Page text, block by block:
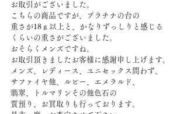
お取引がございました。
こちらの商品ですが、プラチナの台の
重さが18ｇ以上と、かなりずっしりと感じる
くらいの重さがございました。
おそらくメンズですね。
お取引頂きましたお客様に感謝申し上げます。
メンズ、レディース、ユニセックス問わず、
サファイヤ他、ルビー、エメラルド、
翡翠、トルマリンその他色石の
質預り、お買取りも行っております。